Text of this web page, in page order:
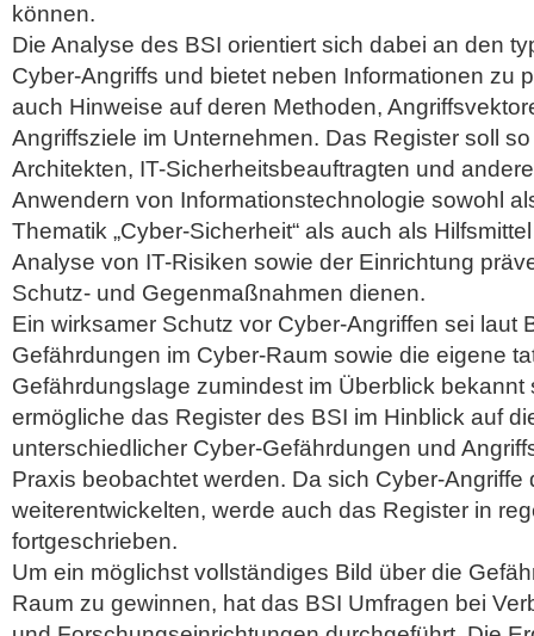
können.
Die Analyse des BSI orientiert sich dabei an den
Cyber-Angriffs und bietet neben Informationen zu
auch Hinweise auf deren Methoden,
Angriffsziele im Unternehmen. Das Register soll so
Architekten, IT-Sicherheitsbeauftragten und
Anwendern von Informationstechnologie sowohl
Thematik „Cyber-Sicherheit“ als auch als
Analyse von IT-Risiken sowie der Einrichtung
Schutz- und Gegenmaßnahmen dienen.
Ein wirksamer Schutz vor Cyber-Angriffen sei laut
Gefährdungen im Cyber-Raum sowie die eigene
Gefährdungslage zumindest im Überblick
ermögliche das Register des BSI im Hinblick auf
unterschiedlicher Cyber-Gefährdungen und
Praxis beobachtet werden. Da sich Cyber-Angriffe
weiterentwickelten, werde auch das Register in
fortgeschrieben.
Um ein möglichst vollständiges Bild über die
Raum zu gewinnen, hat das BSI Umfragen bei